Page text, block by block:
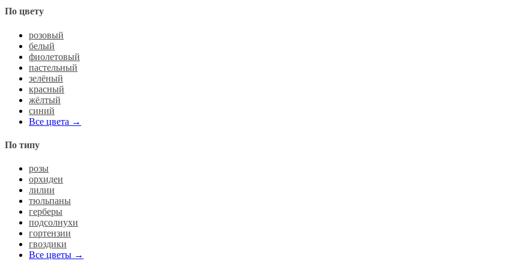
По цвету
розовый
белый
фиолетовый
пастельный
зелёный
красный
жёлтый
синий
Все цвета →
По типу
розы
орхидеи
лилии
тюльпаны
герберы
подсолнухи
гортензии
гвоздики
Все цветы →